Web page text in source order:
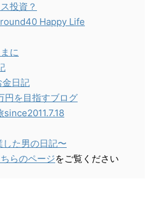
投資？
Happy Life
に
日記
円を目指すブログ
た男の日記〜
らのページをご覧ください